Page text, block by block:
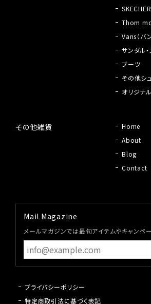
Thom
Vans（バ
サンダル
ブーツ
その他シ
オリジナ
その他雑貨
Home
About
Blog
Contact
Mail Magazine
メールマガジンでは最旬アイテムやキャンペ
プライバシーポリシー
特定商取引法に基づく表記